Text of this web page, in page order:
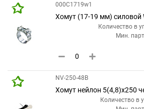
000С1719w1
Хомут (17-19 мм) силовой
Количество в
Мин.
NV-250-48B
Хомут нейлон 5(4,8)х250
Количество в